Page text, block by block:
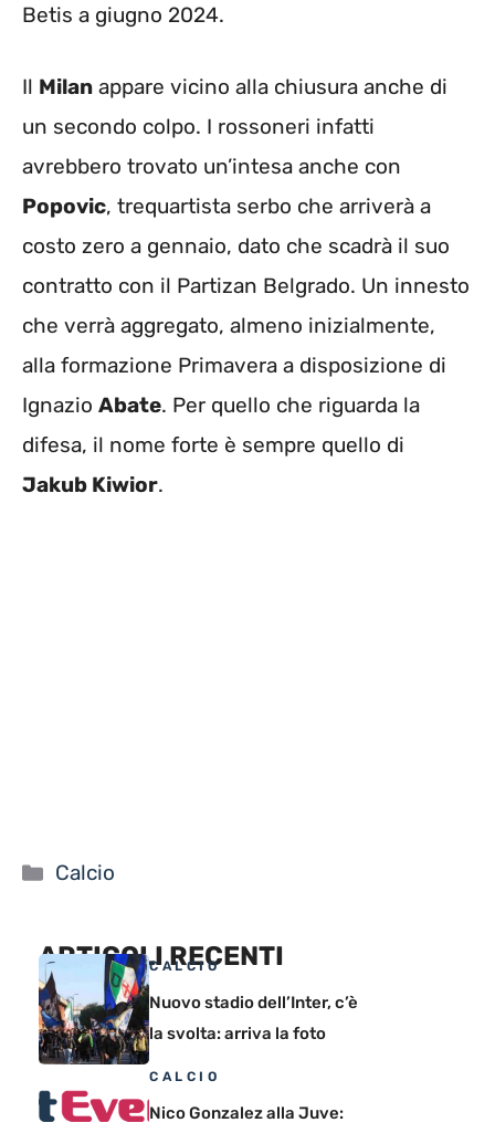
Betis a giugno 2024.
Il Milan appare vicino alla chiusura anche di
un secondo colpo. I rossoneri infatti
avrebbero trovato un’intesa anche con
Popovic, trequartista serbo che arriverà a
costo zero a gennaio, dato che scadrà il suo
contratto con il Partizan Belgrado. Un innesto
che verrà aggregato, almeno inizialmente,
alla formazione Primavera a disposizione di
Ignazio Abate. Per quello che riguarda la
difesa, il nome forte è sempre quello di
Jakub Kiwior.
Categorie
Calcio
ARTICOLI RECENTI
CALCIO
Nuovo stadio dell’Inter, c’è
la svolta: arriva la foto
CALCIO
Nico Gonzalez alla Juve: